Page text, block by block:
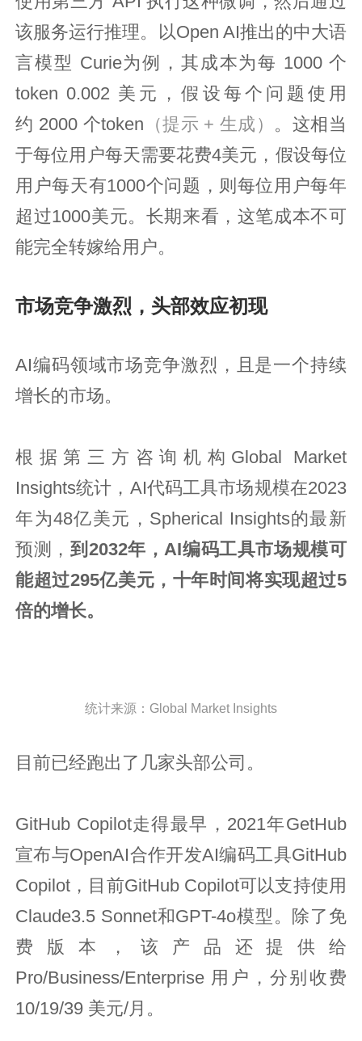
该服务运行推理。以Open AI推出的中大语
言模型 Curie为例，其成本为每 1000 个
token 0.002 美元，假设每个问题使用
约 2000 个token （提示 + 生成） 。这相当
于每位用户每天需要花费4美元，假设每位
用户每天有1000个问题，则每位用户每年
超过1000美元。长期来看，这笔成本不可
能完全转嫁给用户。
市场竞争激烈，头部效应初现
AI编码领域市场竞争激烈，且是一个持续
增长的市场。
根据第三方咨询机构Global Market
Insights统计，AI代码工具市场规模在2023
年为48亿美元，Spherical Insights的最新
预测， 到2032年，AI编码工具市场规模可
能超过295亿美元，十年时间将实现超过5
倍的增长。
统计来源：Global Market Insights
目前已经跑出了几家头部公司。
GitHub Copilot走得最早，2021年GetHub
宣布与OpenAI合作开发AI编码工具GitHub
Copilot，目前GitHub Copilot可以支持使用
Claude3.5 Sonnet和GPT-4o模型。除了免
费版本，该产品还提供给
Pro/Business/Enterprise 用户，分别收费
10/19/39 美元/月。